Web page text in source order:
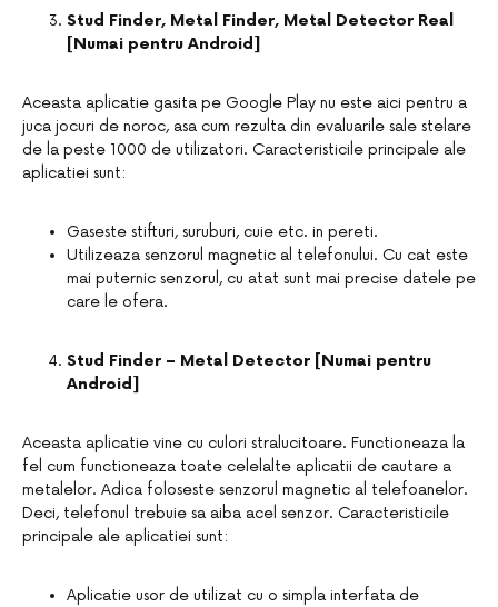
Stud Finder, Metal Finder, Metal Detector Real
[Numai pentru Android]
Aceasta aplicatie gasita pe Google Play nu este aici pentru a
juca jocuri de noroc, asa cum rezulta din evaluarile sale stelare
de la peste 1000 de utilizatori. Caracteristicile principale ale
aplicatiei sunt:
Gaseste stifturi, suruburi, cuie etc. in pereti.
Utilizeaza senzorul magnetic al telefonului. Cu cat este
mai puternic senzorul, cu atat sunt mai precise datele pe
care le ofera.
Stud Finder – Metal Detector [Numai pentru
Android]
Aceasta aplicatie vine cu culori stralucitoare. Functioneaza la
fel cum functioneaza toate celelalte aplicatii de cautare a
metalelor. Adica foloseste senzorul magnetic al telefoanelor.
Deci, telefonul trebuie sa aiba acel senzor. Caracteristicile
principale ale aplicatiei sunt:
Aplicatie usor de utilizat cu o simpla interfata de